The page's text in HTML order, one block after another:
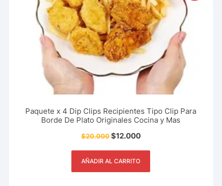
Paquete x 4 Dip Clips Recipientes Tipo Clip Para
Borde De Plato Originales Cocina y Mas
$20.000$12.000
AÑADIR AL CARRITO